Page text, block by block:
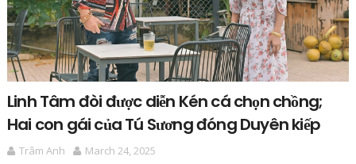
Linh Tâm đòi được diễn Kén cá chọn chồng;
Hai con gái của Tú Sương đóng Duyên kiếp
Trâm Anh
March 24, 2025